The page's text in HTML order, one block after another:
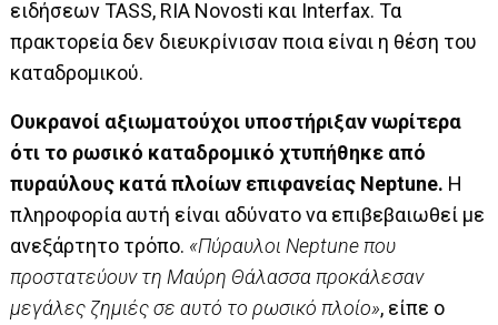
ειδήσεων TASS, RIA Novosti και Interfax. Τα
πρακτορεία δεν διευκρίνισαν ποια είναι η θέση του
καταδρομικού.
Ουκρανοί αξιωματούχοι υποστήριξαν νωρίτερα
ότι το ρωσικό καταδρομικό χτυπήθηκε από
πυραύλους κατά πλοίων επιφανείας Neptune. Η
πληροφορία αυτή είναι αδύνατο να επιβεβαιωθεί με
ανεξάρτητο τρόπο. «Πύραυλοι Neptune που
προστατεύουν τη Μαύρη Θάλασσα προκάλεσαν
μεγάλες ζημιές σε αυτό το ρωσικό πλοίο», είπε ο